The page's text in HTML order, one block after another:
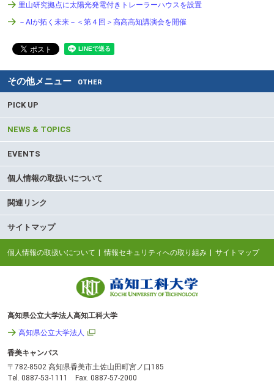
里山研究拠点に太陽光発電付きトレーラーハウスを設置
－AIが拓く未来－＜第４回＞高高高知講演会を開催
その他メニュー OTHER
PICK UP
NEWS & TOPICS
EVENTS
個人情報の取扱いについて
関連リンク
サイトマップ
個人情報の取扱いについて 情報セキュリティへの取り組み サイトマップ
高知県公立大学法人高知工科大学
高知県公立大学法人
香美キャンパス
〒782-8502 高知県香美市土佐山田町宮ノ口185
Tel. 0887-53-1111 Fax. 0887-57-2000